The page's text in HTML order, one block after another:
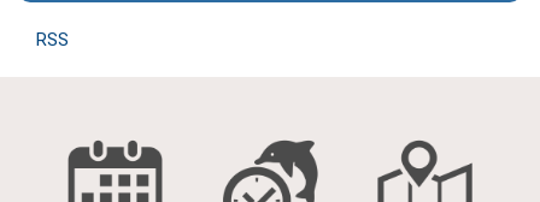
RSS